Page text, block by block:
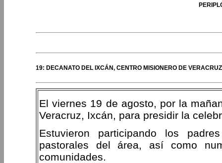
19: DECANATO DEL IXCÁN, CENTRO MISIONERO DE
El viernes 19 de agosto, por la
Veracruz, Ixcán, para presidir la
Estuvieron participando los
pastorales del área, así como
comunidades.